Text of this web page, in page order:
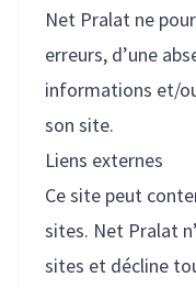
Net Pralat ne
erreurs, d’une
informations et/
son site.
Liens externes
Ce site peut
sites. Net Pralat
sites et décline